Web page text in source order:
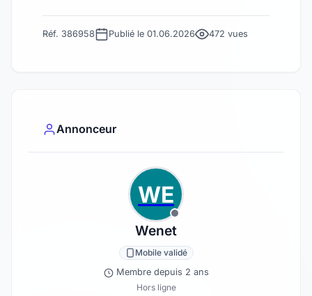
Réf. 386958 Publié le 01.06.2026 472 vues
Annonceur
WE
Wenet
Mobile validé
Membre depuis 2 ans
Hors ligne